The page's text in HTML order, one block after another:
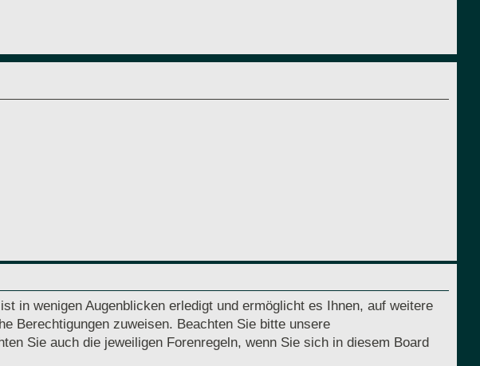
in wenigen Augenblicken erledigt und ermöglicht es Ihnen, auf weitere
Berechtigungen zuweisen. Beachten Sie bitte unsere
Sie auch die jeweiligen Forenregeln, wenn Sie sich in diesem Board